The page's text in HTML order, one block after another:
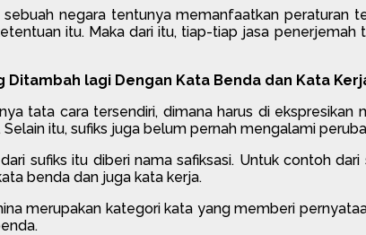
negara tentunya memanfaatkan peraturan
itu. Maka dari itu, tiap-tiap jasa
Ditambah lagi Dengan Kata Benda dan Kata
tata cara tersendiri, dimana harus di
itu, sufiks juga belum pernah mengalami
sufiks itu diberi nama safiksasi. Untuk contoh
benda dan juga kata kerja.
merupakan kategori kata yang memberi